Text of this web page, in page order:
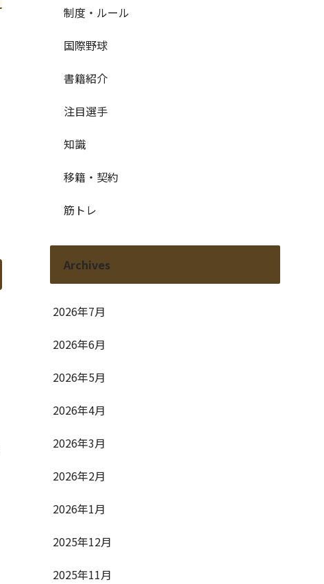
制度・ルール
国際野球
書籍紹介
注目選手
知識
移籍・契約
筋トレ
Archives
2026年7月
2026年6月
2026年5月
2026年4月
2026年3月
2026年2月
2026年1月
2025年12月
2025年11月